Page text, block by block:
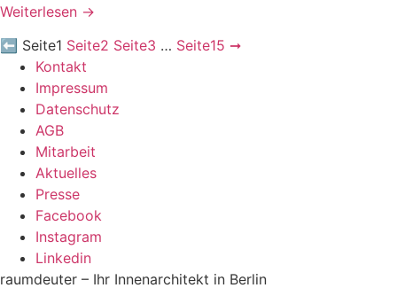
Weiterlesen →
⬅ Seite1 Seite2 Seite3 … Seite15 ➞
Kontakt
Impressum
Datenschutz
AGB
Mitarbeit
Aktuelles
Presse
Facebook
Instagram
Linkedin
raumdeuter – Ihr Innenarchitekt in Berlin